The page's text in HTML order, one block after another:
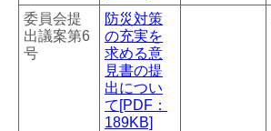
委員会提
出議案第6
号
防災対策
の充実を
求める意
見書の提
出につい
て[PDF：
189KB]